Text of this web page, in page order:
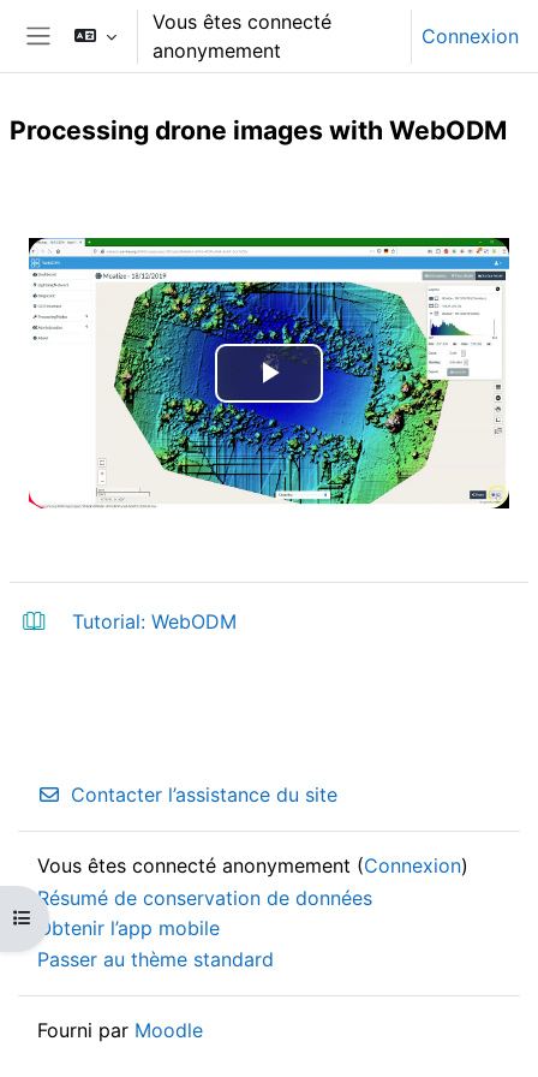
Passer au contenu principal
Panneau latéral
Vous êtes connecté
anonymement
Connexion
Ouvrir l’index du cours
Processing drone images with WebODM
L
i
r
d
é
Tutorial: WebODM
Contacter l’assistance du site
Vous êtes connecté anonymement (Connexion)
Résumé de conservation de données
Obtenir l’app mobile
Passer au thème standard
Fourni par Moodle